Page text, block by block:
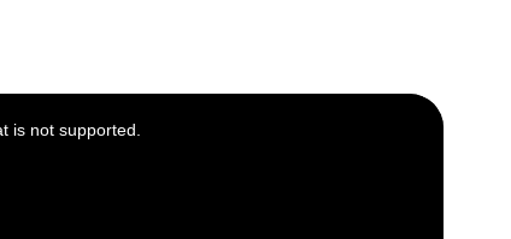
is not supported.